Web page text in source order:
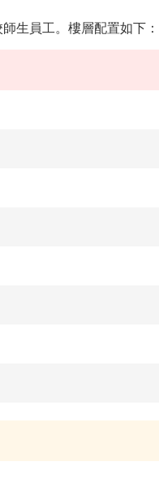
生員工。樓層配置如下：